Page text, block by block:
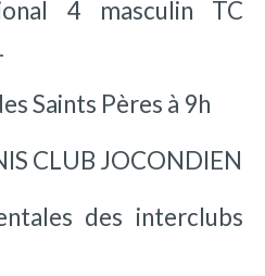
4 masculin TC
Saints Pères à 9h
CLUB JOCONDIEN
des interclubs